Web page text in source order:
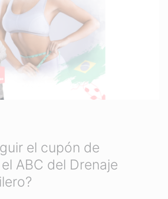
el cupón de
ABC del Drenaje